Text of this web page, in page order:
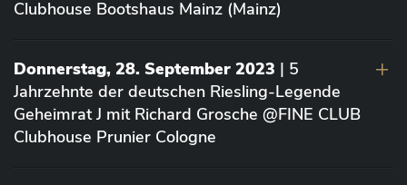
Clubhouse Bootshaus Mainz (Mainz)
Donnerstag, 28. September 2023 | 5
Jahrzehnte der deutschen Riesling-Legende
Geheimrat J mit Richard Grosche @FINE CLUB
Clubhouse Prunier Cologne